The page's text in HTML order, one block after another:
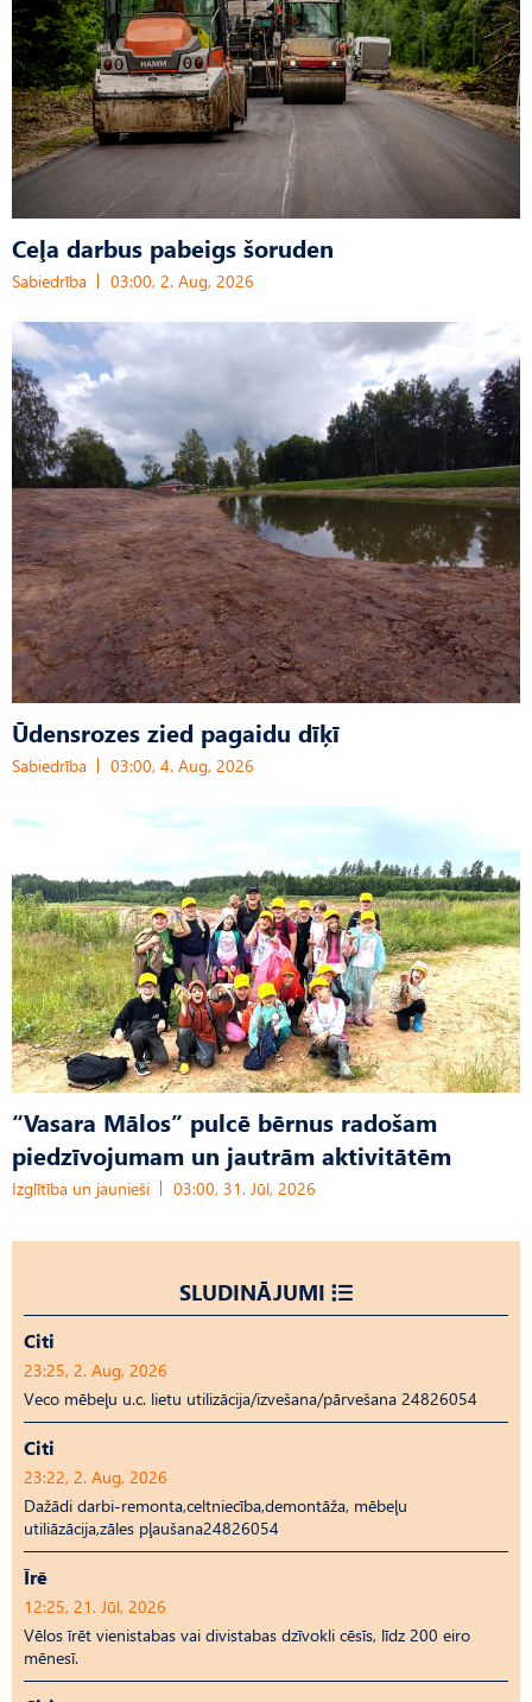
Ceļa darbus pabeigs šoruden
Sabiedrība 03:00, 2. Aug, 2026
Ūdensrozes zied pagaidu dīķī
Sabiedrība 03:00, 4. Aug, 2026
“Vasara Mālos” pulcē bērnus radošam
piedzīvojumam un jautrām aktivitātēm
Izglītība un jaunieši 03:00, 31. Jūl, 2026
SLUDINĀJUMI
Citi
23:25, 2. Aug, 2026
Veco mēbeļu u.c. lietu utilizācija/izvešana/pārvešana 24826054
Citi
23:22, 2. Aug, 2026
Dažādi darbi-remonta,celtniecība,demontāža, mēbeļu
utiliāzācija,zāles pļaušana24826054
Īrē
12:25, 21. Jūl, 2026
Vēlos īrēt vienistabas vai divistabas dzīvokli cēsīs, līdz 200 eiro
mēnesī.